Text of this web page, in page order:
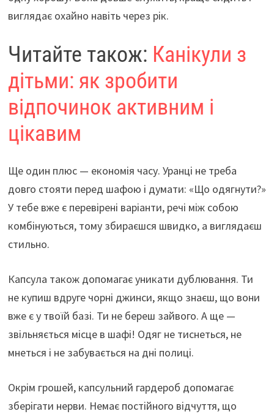
виглядає охайно навіть через рік.
Читайте також: Канікули з
дітьми: як зробити
відпочинок активним і
цікавим
Ще один плюс — економія часу. Уранці не треба
довго стояти перед шафою і думати: «Що одягнути?»
У тебе вже є перевірені варіанти, речі між собою
комбінуються, тому збираєшся швидко, а виглядаєш
стильно.
Капсула також допомагає уникати дублювання. Ти
не купиш вдруге чорні джинси, якщо знаєш, що вони
вже є у твоїй базі. Ти не береш зайвого. А ще —
звільняється місце в шафі! Одяг не тиснеться, не
мнеться і не забувається на дні полиці.
Окрім грошей, капсульний гардероб допомагає
зберігати нерви. Немає постійного відчуття, що